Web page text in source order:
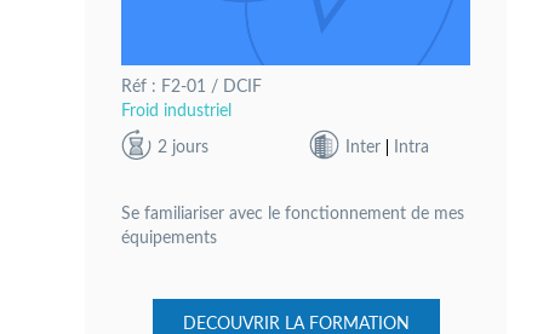
Réf : F2-01 / DCIF
Froid industriel
2 jours Inter Intra
Se familiariser avec le fonctionnement de mes
équipements
DECOUVRIR LA FORMATION